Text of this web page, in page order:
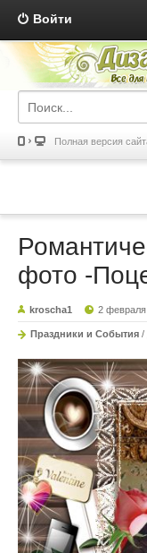
Войти
Полная версия
фото -
kroscha1 2
Праздники и События /